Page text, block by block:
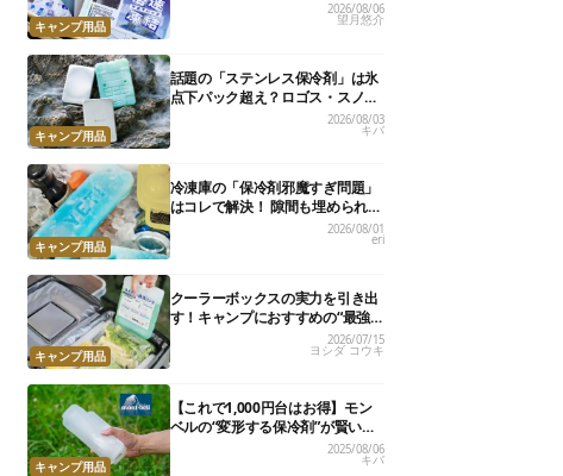
キャンプ用品
2026/08/06
望月悠介
キャンプ用品
話題の「ステンレス保冷剤」は氷
点下パック超え？ロゴス・スノー
ピーク・爆売れノーブランド品を
比べてみた
2026/08/03
キバ
キャンプ用品
冷凍庫の「保冷剤邪魔すぎ問題」
はコレで解決！ 隙間も埋められる
コンパクト保冷剤10選
2026/08/01
eri
キャンプ用品
クーラーボックスの実力を引き出
す！キャンプにおすすめの“最強
保冷剤”10選
2026/07/15
ヨシダ コウキ
キャンプ用品
【これで1,000円台はお得】モン
ベルの“変形する保冷剤”が賢い！
猛暑日に常温のビールが20分で冷
たくなったよ
2025/08/06
キバ